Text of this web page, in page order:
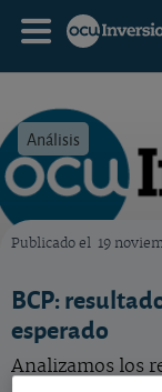
Análisis
Publicado el 19
BCP:
esperado
Analizamos los